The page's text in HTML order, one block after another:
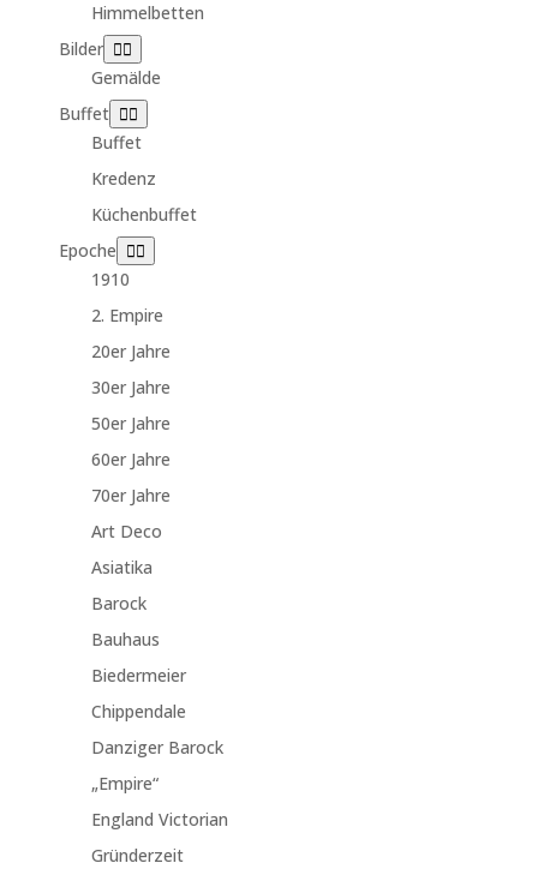
Himmelbetten
Bilder
Gemälde
Buffet
Buffet
Kredenz
Küchenbuffet
Epoche
1910
2. Empire
20er Jahre
30er Jahre
50er Jahre
60er Jahre
70er Jahre
Art Deco
Asiatika
Barock
Bauhaus
Biedermeier
Chippendale
Danziger Barock
„Empire“
England Victorian
Gründerzeit